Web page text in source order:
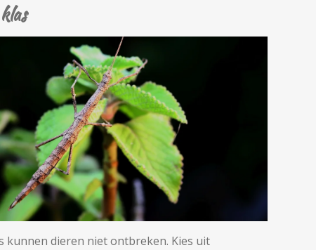
kunnen dieren niet ontbreken. Kies uit